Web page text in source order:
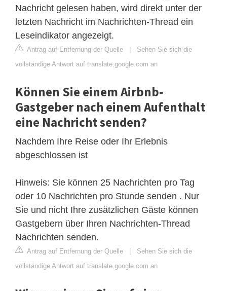
Nachricht gelesen haben, wird direkt unter der
letzten Nachricht im Nachrichten-Thread ein
Leseindikator angezeigt.
Antrag auf Entfernung der Quelle | Sehen Sie sich die
vollständige Antwort auf translate.google.com an
Können Sie einem Airbnb-
Gastgeber nach einem Aufenthalt
eine Nachricht senden?
Nachdem Ihre Reise oder Ihr Erlebnis
abgeschlossen ist
Hinweis: Sie können 25 Nachrichten pro Tag
oder 10 Nachrichten pro Stunde senden . Nur
Sie und nicht Ihre zusätzlichen Gäste können
Gastgebern über Ihren Nachrichten-Thread
Nachrichten senden.
Antrag auf Entfernung der Quelle | Sehen Sie sich die
vollständige Antwort auf translate.google.com an